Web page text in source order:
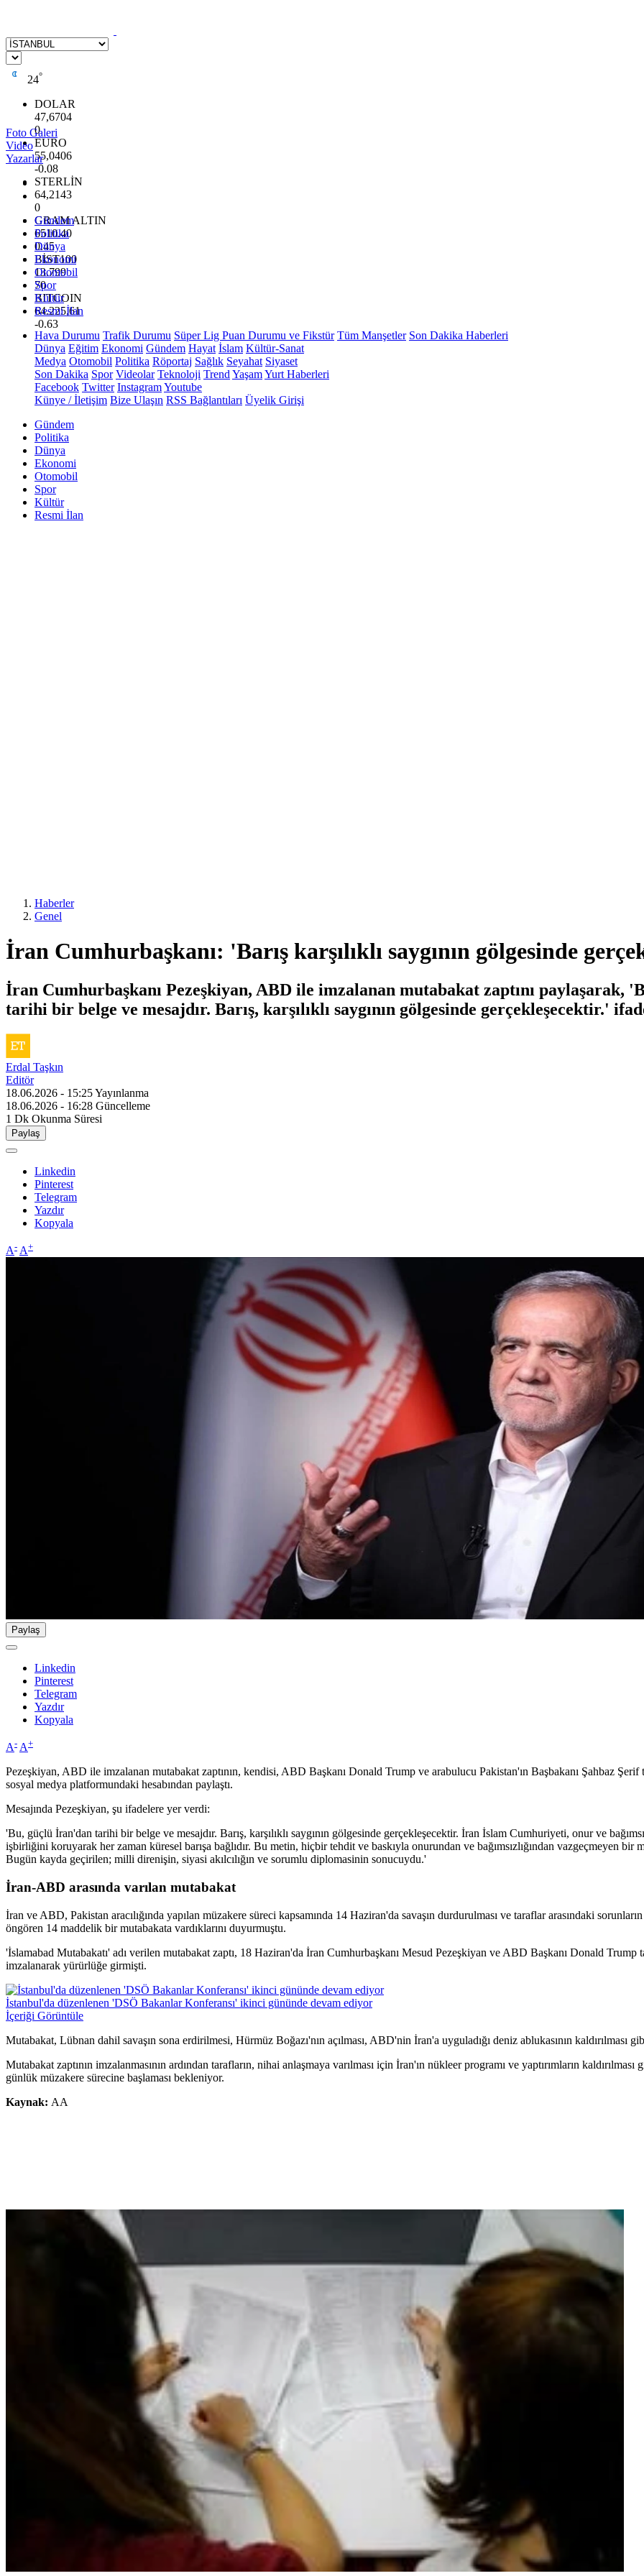
24°
DOLAR
47,6704
0
EURO
55,0406
-0.08
STERLİN
64,2143
0
GRAM ALTIN
6510.40
0.45
BİST100
13.799
70
BITCOIN
64.225,61
-0.63
Foto Galeri
Video
Yazarlar
Gündem
Politika
Dünya
Ekonomi
Otomobil
Spor
Kültür
Resmi İlan
Hava Durumu Trafik Durumu Süper Lig Puan Durumu ve Fikstür Tüm Manşetler Son Dakika Haberleri
Dünya Eğitim Ekonomi Gündem Hayat İslam Kültür-Sanat
Medya Otomobil Politika Röportaj Sağlık Seyahat Siyaset
Son Dakika Spor Videolar Teknoloji Trend YaşamYurt Haberleri
Facebook Twitter InstagramYoutube
Künye / İletişim Bize Ulaşın RSS Bağlantıları Üyelik Girişi
Gündem
Politika
Dünya
Ekonomi
Otomobil
Spor
Kültür
Resmi İlan
Haberler
Genel
İran Cumhurbaşkanı: 'Barış karşılıklı saygının gölgesinde
İran Cumhurbaşkanı Pezeşkiyan, ABD ile imzalanan mutabakat zaptını paylaşarak,
tarihi bir belge ve mesajdır. Barış, karşılıklı saygının gölgesinde gerçekleşecektir.'
Erdal Taşkın
Editör
18.06.2026 - 15:25Yayınlanma
18.06.2026 - 16:28 Güncelleme
1 Dk Okunma Süresi
Paylaş
Linkedin
Pinterest
Telegram
Yazdır
Kopyala
A- A+
Paylaş
Linkedin
Pinterest
Telegram
Yazdır
Kopyala
A- A+
Pezeşkiyan, ABD ile imzalanan mutabakat zaptının, kendisi, ABD Başkanı Donald Trump ve arabulucu Pakistan'ın Başbakanı Şahbaz Şerif
sosyal medya platformundaki hesabından paylaştı.
Mesajında Pezeşkiyan, şu ifadelere yer verdi:
'Bu, güçlü İran'dan tarihi bir belge ve mesajdır. Barış, karşılıklı saygının gölgesinde gerçekleşecektir. İran İslam Cumhuriyeti, onur ve
işbirliğini koruyarak her zaman küresel barışa bağlıdır. Bu metin, hiçbir tehdit ve baskıyla onurundan ve bağımsızlığından vazgeçmeyen bir
Bugün kayda geçirilen; milli direnişin, siyasi akılcılığın ve sorumlu diplomasinin sonucuydu.'
İran-ABD arasında varılan mutabakat
İran ve ABD, Pakistan aracılığında yapılan müzakere süreci kapsamında 14 Haziran'da savaşın durdurulması ve taraflar arasındaki
öngören 14 maddelik bir mutabakata vardıklarını duyurmuştu.
'İslamabad Mutabakatı' adı verilen mutabakat zaptı, 18 Haziran'da İran Cumhurbaşkanı Mesud Pezeşkiyan ve ABD Başkanı Donald Trump
imzalanarak yürürlüğe girmişti.
İstanbul'da düzenlenen 'DSÖ Bakanlar Konferansı' ikinci gününde devam ediyor
İçeriği Görüntüle
Mutabakat, Lübnan dahil savaşın sona erdirilmesi, Hürmüz Boğazı'nın açılması, ABD'nin İran'a uyguladığı deniz ablukasının kaldırılması
Mutabakat zaptının imzalanmasının ardından tarafların, nihai anlaşmaya varılması için İran'ın nükleer programı ve yaptırımların
günlük müzakere sürecine başlaması bekleniyor.
Kaynak: AA